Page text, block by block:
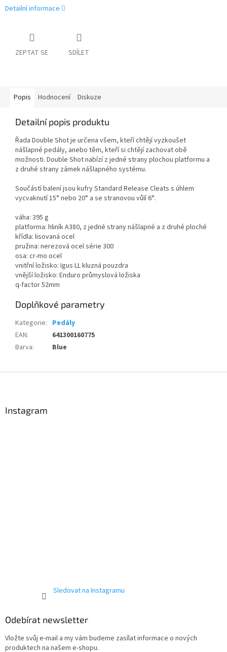
Detailní informace
ZEPTAT SE SDÍLET
Popis Hodnocení Diskuze
Detailní popis produktu
Řada Double Shot je určena všem, kteří chtějí vyzkoušet
nášlapné pedály, anebo těm, kteří si chtějí zachovat obě
možnosti. Double Shot nabízí z jedné strany plochou platformu a
z druhé strany zámek nášlapného systému.
Součástí balení jsou kufry Standard Release Cleats s úhlem
vycvaknutí 15° nebo 20° a se stranovou vůlí 6°.
váha: 395 g
platforma: hliník A380, z jedné strany nášlapné a z druhé ploché
křídla: lisovaná ocel
pružina: nerezová ocel série 300
osa: cr-mo ocel
vnitřní ložisko: Igus LL kluzná pouzdra
vnější ložisko: Enduro průmyslová ložiska
q-factor 52mm
Doplňkové parametry
Kategorie: Pedály
EAN:
641300160775
Barva: Blue
Instagram
Sledovat na Instagramu
Odebírat newsletter
Vložte svůj e-mail a my vám budeme zasílat informace o nových
produktech na našem e-shopu.